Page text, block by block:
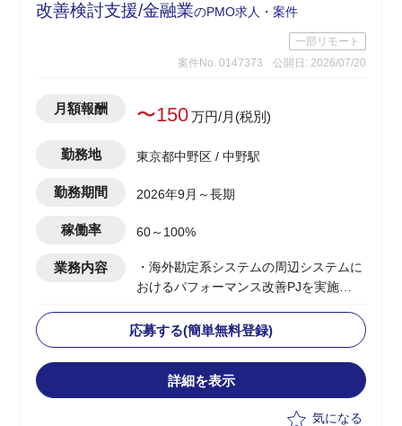
改善検討支援/金融業のPMO求人・案件
一部リモート
案件No. 0147373
公開日: 2026/07/20
月額報酬 〜150万円/月(税別)
勤務地 東京都中野区 / 中野駅
勤務期間 2026年9月～長期
稼働率 60～100%
業務内容
・海外勘定系システムの周辺システムに
おけるパフォーマンス改善PJを実施
存データを保持しつつパフォーマンスを
改善するソリューションの検討を主導
応募する(簡単無料登録)
詳細を表示
気になる